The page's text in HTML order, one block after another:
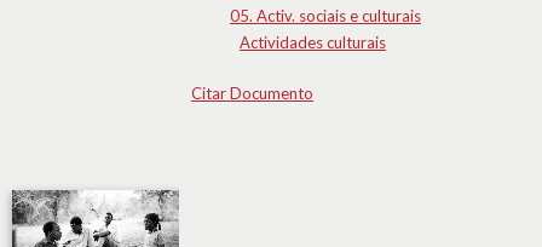
05. Activ. sociais e culturais
Actividades culturais
Citar Documento